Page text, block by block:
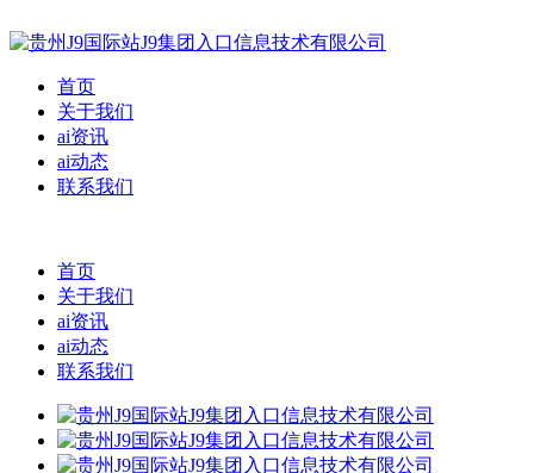
首页
关于我们
ai资讯
ai动态
联系我们
首页
关于我们
ai资讯
ai动态
联系我们